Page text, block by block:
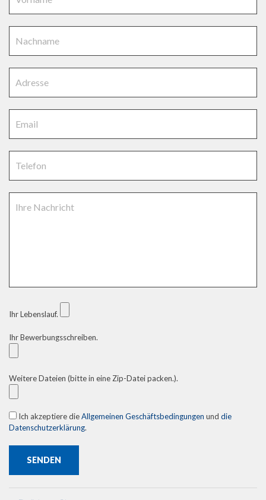
Ihr Lebenslauf.
Ihr Bewerbungsschreiben.
Weitere Dateien (bitte in eine Zip-Datei packen.).
Ich akzeptiere dieAllgemeinen Geschäftsbedingungen und die
Datenschutzerklärung.